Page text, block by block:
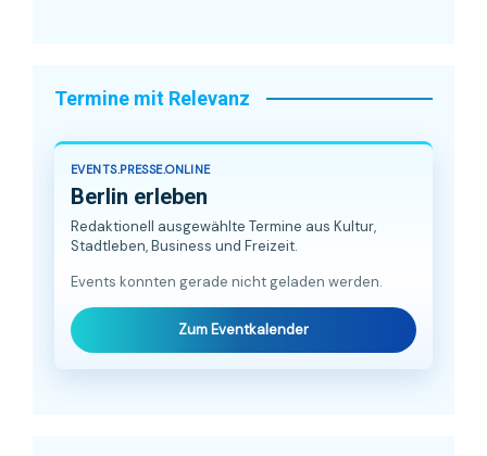
Termine mit Relevanz
EVENTS.PRESSE.ONLINE
Berlin erleben
Redaktionell ausgewählte Termine aus Kultur,
Stadtleben, Business und Freizeit.
Events konnten gerade nicht geladen werden.
Zum Eventkalender